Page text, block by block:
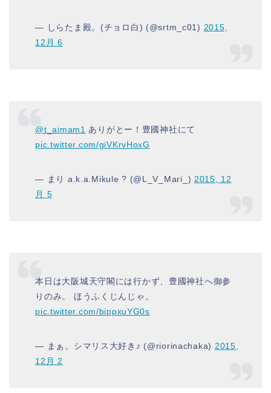
— しらたま殿。(チョロ白) (@srtm_c01) 2015,
12月 6
@t_aimam1 ありがとー！豊國神社にて
pic.twitter.com/giVKrvHoxG
— まり a.k.a.Mikule ? (@L_V_Mari_) 2015, 12
月 5
本日は大阪城天守閣には行かず、豊國神社へ御参
りのみ。 ほうふくじんじゃ。
pic.twitter.com/bippxuYG0s
— まぁ。シマリス大好き♪ (@riorinachaka) 2015,
12月 2